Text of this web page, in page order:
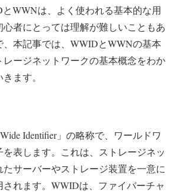
WWNは、よく使われる基本的な用
者にとっては理解が難しいこともあ
、本記事では、WWIDとWWNの基本
ージネットワークの基本概念をわか
ます。
Identifier」の略称で、ワールドワ
表します。これは、ストレージネッ
たサーバーやストレージ装置を一意に
れます。WWIDは、ファイバーチャ